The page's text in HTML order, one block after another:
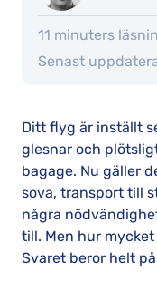
11 minuters
Senast
Ditt flyg är inställt
glesnar och
bagage. Nu gäller
sova, transport till
några
till. Men hur
Svaret beror helt